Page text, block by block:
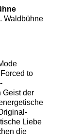
Waldbühne
to
Geist der
Liebe
die